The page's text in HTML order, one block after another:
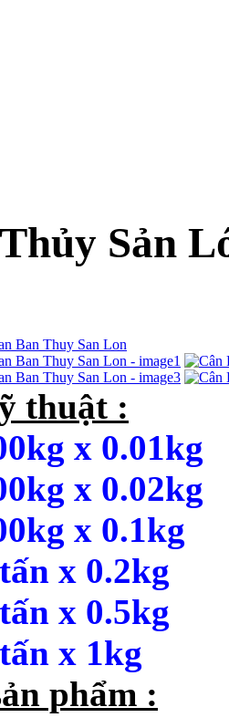
Sản
thuật :
x 0.01kg
x 0.02kg
x 0.1kg
x 0.2kg
x 0.5kg
x 1kg
phẩm :